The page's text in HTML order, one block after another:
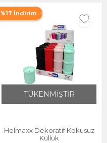
%17 İndirim
TÜKENMİŞTİR
Helmaxx Dekoratif Kokusuz
Küllük